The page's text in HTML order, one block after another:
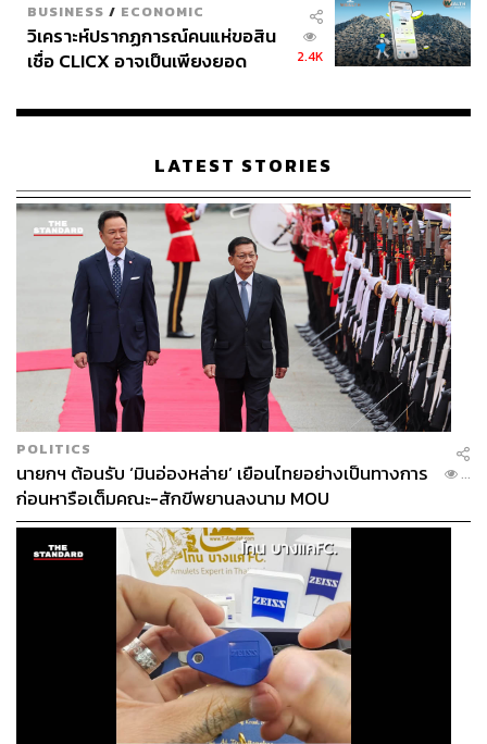
BUSINESS / ECONOMIC
วิเคราะห์ปรากฏการณ์คนแห่ขอสิน
เชื่อ CLICX อาจเป็นเพียงยอด
เรือนไทยที่ถูกซุกไว้
2.4K
LATEST STORIES
POLITICS
นายกฯ ต้อนรับ ‘มินอ่องหล่าย’ เยือนไทยอย่างเป็นทางการ
ก่อนหารือเต็มคณะ-สักขีพยานลงนาม MOU
...